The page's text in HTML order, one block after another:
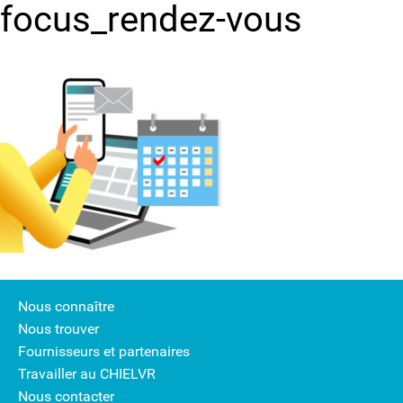
focus_rendez-vous
Nous connaître
Nous trouver
Fournisseurs et partenaires
Travailler au CHIELVR
Nous contacter